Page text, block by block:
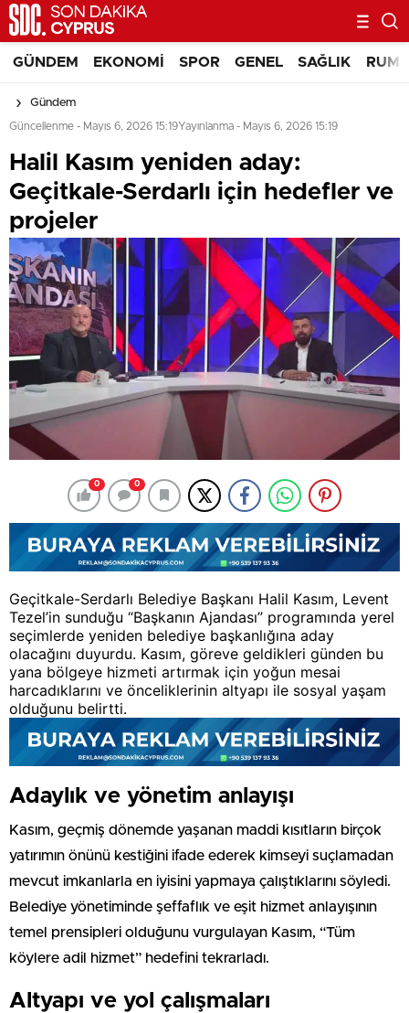
GÜNDEM EKONOMI SPOR GENEL SAĞLIK RUM
Gündem
Güncellenme - Mayıs 6, 2026 15:19Yayınlanma - Mayıs 6, 2026 15:19
Halil Kasım yeniden aday:
Geçitkale-Serdarlı için hedefler ve
projeler
0 0
Geçitkale-Serdarlı Belediye Başkanı Halil Kasım, Levent
Tezel’in sunduğu “Başkanın Ajandası” programında yerel
seçimlerde yeniden belediye başkanlığına aday
olacağını duyurdu. Kasım, göreve geldikleri günden bu
yana bölgeye hizmeti artırmak için yoğun mesai
harcadıklarını ve önceliklerinin altyapı ile sosyal yaşam
olduğunu belirtti.
Adaylık ve yönetim anlayışı
Kasım, geçmiş dönemde yaşanan maddi kısıtların birçok
yatırımın önünü kestiğini ifade ederek kimseyi suçlamadan
mevcut imkanlarla en iyisini yapmaya çalıştıklarını söyledi.
Belediye yönetiminde şeffaflık ve eşit hizmet anlayışının
temel prensipleri olduğunu vurgulayan Kasım, “Tüm
köylere adil hizmet” hedefini tekrarladı.
Altyapı ve yol çalışmaları